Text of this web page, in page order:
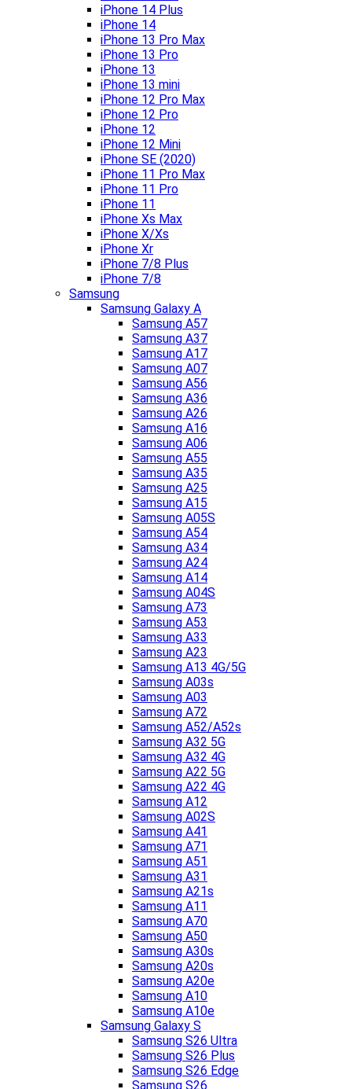
iPhone 14 Plus
iPhone 14
iPhone 13 Pro Max
iPhone 13 Pro
iPhone 13
iPhone 13 mini
iPhone 12 Pro Max
iPhone 12 Pro
iPhone 12
iPhone 12 Mini
iPhone SE (2020)
iPhone 11 Pro Max
iPhone 11 Pro
iPhone 11
iPhone Xs Max
iPhone X/Xs
iPhone Xr
iPhone 7/8 Plus
iPhone 7/8
Samsung
Samsung Galaxy A
Samsung A57
Samsung A37
Samsung A17
Samsung A07
Samsung A56
Samsung A36
Samsung A26
Samsung A16
Samsung A06
Samsung A55
Samsung A35
Samsung A25
Samsung A15
Samsung A05S
Samsung A54
Samsung A34
Samsung A24
Samsung A14
Samsung A04S
Samsung A73
Samsung A53
Samsung A33
Samsung A23
Samsung A13 4G/5G
Samsung A03s
Samsung A03
Samsung A72
Samsung A52/A52s
Samsung A32 5G
Samsung A32 4G
Samsung A22 5G
Samsung A22 4G
Samsung A12
Samsung A02S
Samsung A41
Samsung A71
Samsung A51
Samsung A31
Samsung A21s
Samsung A11
Samsung A70
Samsung A50
Samsung A30s
Samsung A20s
Samsung A20e
Samsung A10
Samsung A10e
Samsung Galaxy S
Samsung S26 Ultra
Samsung S26 Plus
Samsung S26 Edge
Samsung S26